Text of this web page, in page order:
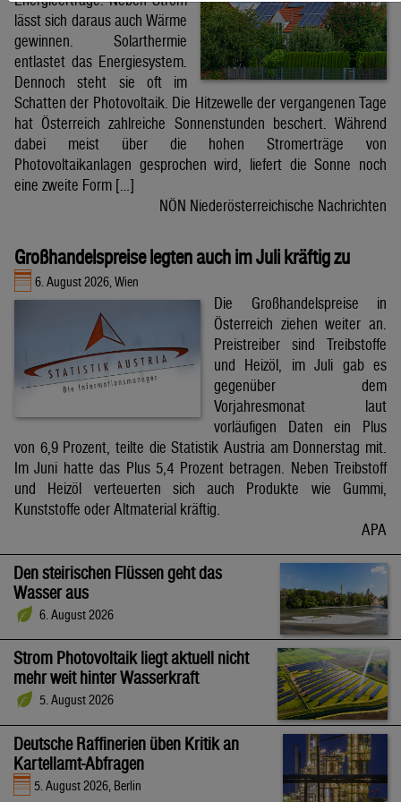
lässt sich daraus auch Wärme
gewinnen. Solarthermie
entlastet das Energiesystem.
Dennoch steht sie oft im
Schatten der Photovoltaik. Die Hitzewelle der vergangenen Tage
hat Österreich zahlreiche Sonnenstunden beschert. Während
dabei meist über die hohen Stromerträge von
Photovoltaikanlagen gesprochen wird, liefert die Sonne noch
eine zweite Form […]
NÖN Niederösterreichische Nachrichten
Großhandelspreise legten auch im Juli kräftig zu
6. August 2026, Wien
Die Großhandelspreise in
Österreich ziehen weiter an.
Preistreiber sind Treibstoffe
und Heizöl, im Juli gab es
gegenüber dem
Vorjahresmonat laut
vorläufigen Daten ein Plus
von 6,9 Prozent, teilte die Statistik Austria am Donnerstag mit.
Im Juni hatte das Plus 5,4 Prozent betragen. Neben Treibstoff
und Heizöl verteuerten sich auch Produkte wie Gummi,
Kunststoffe oder Altmaterial kräftig.
APA
Den steirischen Flüssen geht das
Wasser aus
6. August 2026
Strom Photovoltaik liegt aktuell nicht
mehr weit hinter Wasserkraft
5. August 2026
Deutsche Raffinerien üben Kritik an
Kartellamt-Abfragen
5. August 2026, Berlin